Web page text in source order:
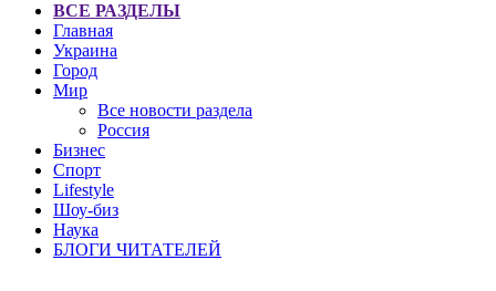
ВСЕ РАЗДЕЛЫ
Главная
Украина
Город
Мир
Все новости раздела
Россия
Бизнес
Спорт
Lifestyle
Шоу-биз
Наука
БЛОГИ ЧИТАТЕЛЕЙ